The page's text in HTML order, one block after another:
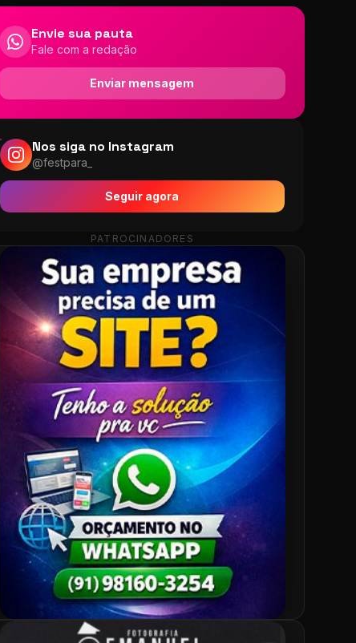
Envie sua pauta
Fale com a redação
Enviar mensagem
Nos siga no Instagram
@festpara_
Seguir agora
PATROCINADORES